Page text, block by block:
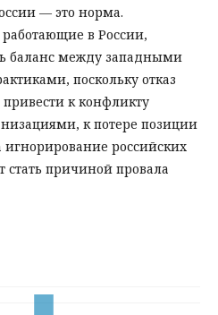
— это норма.
в России,
баланс между западными
поскольку отказ
к конфликту
к потере позиции
российских
причиной провала